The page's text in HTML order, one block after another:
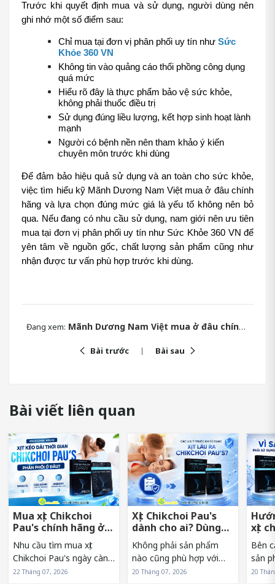
Trước khi quyết định mua và sử dụng, người dùng nên
ghi nhớ một số điểm sau:
Chỉ mua tại đơn vị phân phối uy tín như Sức
Khỏe 360 VN
Không tin vào quảng cáo thổi phồng công dụng
quá mức
Hiểu rõ đây là thực phẩm bảo vệ sức khỏe,
không phải thuốc điều trị
Sử dụng đúng liều lượng, kết hợp sinh hoạt lành
mạnh
Người có bệnh nền nên tham khảo ý kiến
chuyên môn trước khi dùng
Để đảm bảo hiệu quả sử dụng và an toàn cho sức khỏe,
việc tìm hiểu kỹ Mãnh Dương Nam Việt mua ở đâu chính
hãng và lựa chọn đúng mức giá là yếu tố không nên bỏ
qua. Nếu đang có nhu cầu sử dụng, nam giới nên ưu tiên
mua tại đơn vị phân phối uy tín như Sức Khỏe 360 VN để
yên tâm về nguồn gốc, chất lượng sản phẩm cũng như
nhận được tư vấn phù hợp trước khi dùng.
Đang xem: Mãnh Dương Nam Việt mua ở đâu chính hãng? Lưu ý khi chọn mua
Bài trước Bài sau
Bài viết liên quan
Mua xịt Chikchoi
Pau's chính hãng ở
đâu tránh hàng giả?
Nhu cầu tìm mua xịt
Chikchoi Pau's ngày càng
tăng khiến sản phẩm
22 Tháng 07, 2026
Xịt Chikchoi Pau's
dành cho ai? Dùng
có nóng rát không?
Không phải sản phẩm
nào cũng phù hợp với
mọi đối tượng. Vì vậy,
20 Tháng 07, 2026
xịt
sớm
Bên
sản
sử
20